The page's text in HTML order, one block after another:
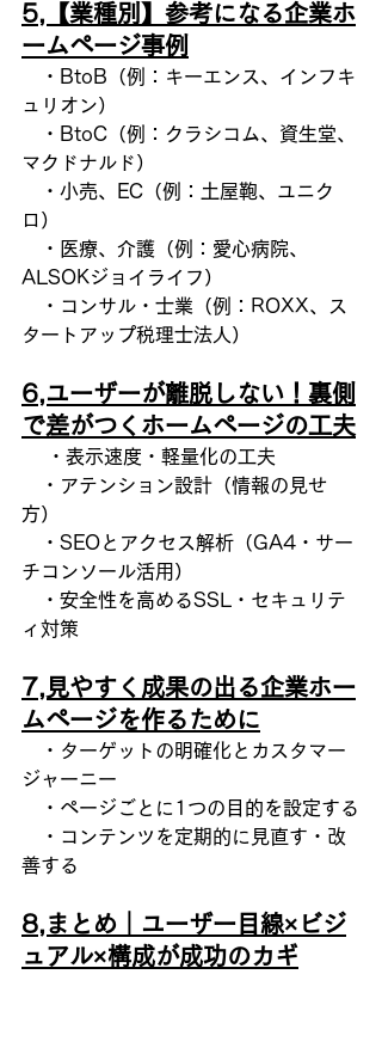
5,【業種別】参考になる企業ホ
ームページ事例
・BtoB（例：キーエンス、インフキ
ュリオン）
・BtoC（例：クラシコム、資生堂、
マクドナルド）
・小売、EC（例：土屋鞄、ユニク
ロ）
・医療、介護（例：愛心病院、
ALSOKジョイライフ）
・コンサル・士業（例：ROXX、ス
タートアップ税理士法人）
6,ユーザーが離脱しない！裏側
で差がつくホームページの工夫
・表示速度・軽量化の工夫
・アテンション設計（情報の見せ
方）
・SEOとアクセス解析（GA4・サー
チコンソール活用）
・安全性を高めるSSL・セキュリテ
ィ対策
7,見やすく成果の出る企業ホー
ムページを作るために
・ターゲットの明確化とカスタマー
ジャーニー
・ページごとに1つの目的を設定する
・コンテンツを定期的に見直す・改
善する
8,まとめ｜ユーザー目線×ビジ
ュアル×構成が成功のカギ